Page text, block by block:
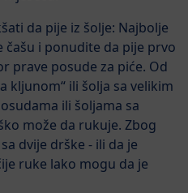
da pije iz šolje: Najbolje
čašu i ponudite da pije prvo
prave posude za piće. Od
kljunom“ ili šolja sa velikim
ili šoljama sa
može da rukuje. Zbog
dvije drške - ili da je
ruke lako mogu da je